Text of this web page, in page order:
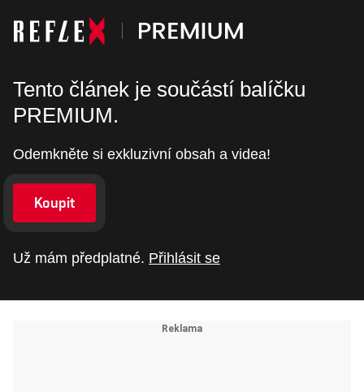
Tento článek je součástí balíčku
PREMIUM.
Odemkněte si exkluzivní obsah a videa!
Koupit
Už mám předplatné. Přihlásit se